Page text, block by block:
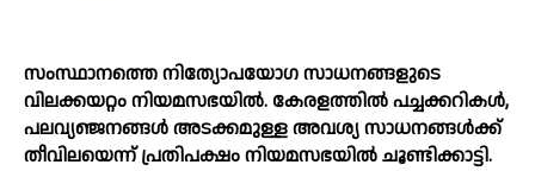
സംസ്ഥാനത്തെ നിത്യോപയോഗ സാധനങ്ങളുടെ
വിലക്കയറ്റം നിയമസഭയില്‍. കേരളത്തില്‍ പച്ചക്കറികള്‍,
പലവ്യഞ്ജനങ്ങള്‍ അടക്കമുള്ള അവശ്യ സാധനങ്ങള്‍ക്ക്
തീവിലയെന്ന് പ്രതിപക്ഷം നിയമസഭയില്‍ ചൂണ്ടിക്കാട്ടി.